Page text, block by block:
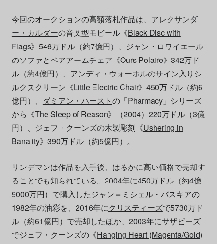
今回のオークションの高額落札作品は、 アレクサンダ
ー・カルダーの音叉型モビール《Black Disc with
Flags》546万ドル（約7億円）、ジャン・ロワイエール
のソファとペアアームチェア《Ours Polaire》342万ド
ル（約4億円）、アンディ・ウォーホルのサイン入りシ
ルクスクリーン《Little Electric Chair》450万ドル（約6
億円）、 ダミアン・ハーストの「Pharmacy」シリーズ
から《The Sleep of Reason》（2004）220万ドル（3億
円）、ジェフ・クーンズの木製彫刻《Ushering in
Banality》390万ドル（約5億円）。
リンデマンは作品を入手後、はるかに高い価格で売却す
ることでも知られている。2004年に450万ドル（約4億
9000万円）で購入したジャン＝ミシェル・バスキアの
1982年の油彩を、2016年にクリスティーズで5730万ド
ル（約61億円）で売却したほか、2003年にサザビーズ
でジェフ・クーンズの《Hanging Heart (Magenta/Gold)